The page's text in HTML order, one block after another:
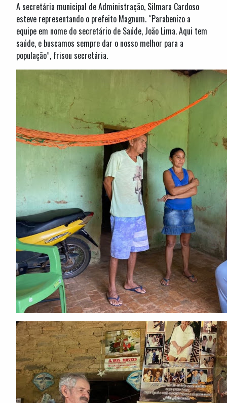
A secretária municipal de Administração, Silmara Cardoso
esteve representando o prefeito Magnum. “Parabenizo a
equipe em nome do secretário de Saúde, João Lima. Aqui tem
saúde, e buscamos sempre dar o nosso melhor para a
população”, frisou secretária.